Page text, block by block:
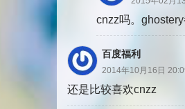
cnzz吗。
百度福利
2014年10月16日
还是比较喜欢cnzz